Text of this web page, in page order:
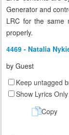
Generator and
LRC for the same
properly.
4469 - Natalia
by Guest
Keep untagged
Show Lyrics
Copy